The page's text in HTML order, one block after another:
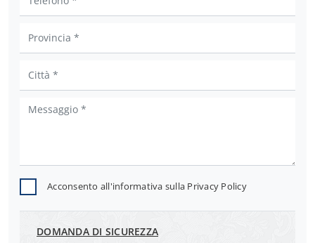
Acconsento all'informativa sulla Privacy Policy
DOMANDA DI SICUREZZA